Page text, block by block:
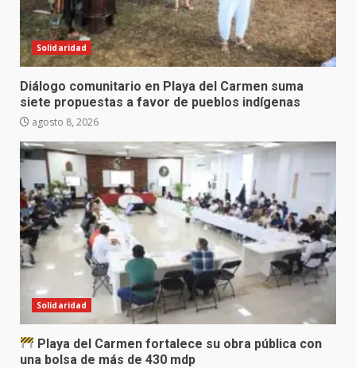
Solidaridad
Diálogo comunitario en Playa del Carmen suma
siete propuestas a favor de pueblos indígenas
agosto 8, 2026
Solidaridad
Playa del Carmen fortalece su obra pública con
una bolsa de más de 430 mdp